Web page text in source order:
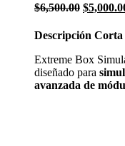
$6,500.00 El
original
$
Descripción
Extreme Box
diseñado para
avanzada de